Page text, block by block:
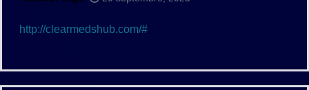
http://clearmedshub.com/#